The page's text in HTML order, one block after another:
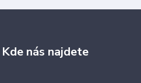
Kde nás najdete